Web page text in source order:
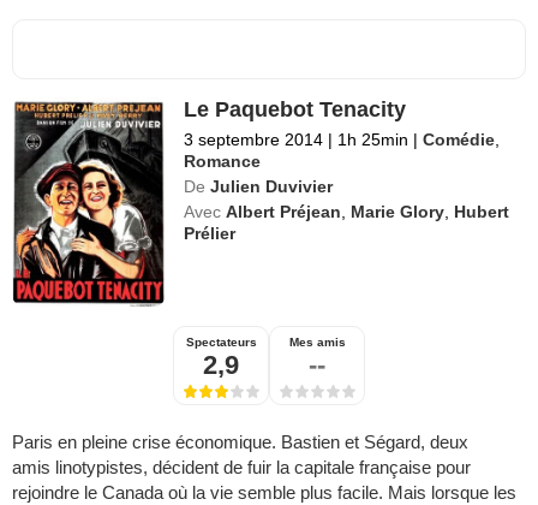
Le Paquebot Tenacity
3 septembre 2014 | 1h 25min | Comédie
Romance
De Julien Duvivier
Avec Albert Préjean Marie Glory Hubert
Prélier
Spectateurs
2,9
Mes amis
--
Paris en pleine crise économique. Bastien et Ségard, deux
amis linotypistes, décident de fuir la capitale française pour
rejoindre le Canada où la vie semble plus facile. Mais lorsque les